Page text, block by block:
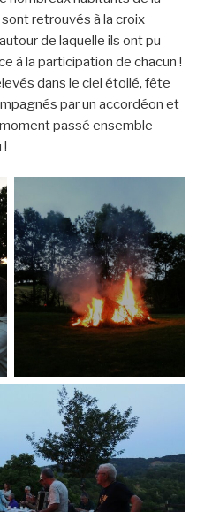
retrouvés à la croix
de laquelle ils ont pu
à la participation de chacun !
dans le ciel étoilé, fête
par un accordéon et
passé ensemble
!